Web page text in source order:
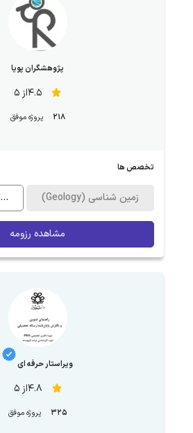
پژوهشگران پویا
4.5از 5
218 پروژه موفق
تخصص ها
زمین شناسی (Geology) ...
مشاهده رزومه
ویراستار حرفه ای
4.8از 5
325 پروژه موفق